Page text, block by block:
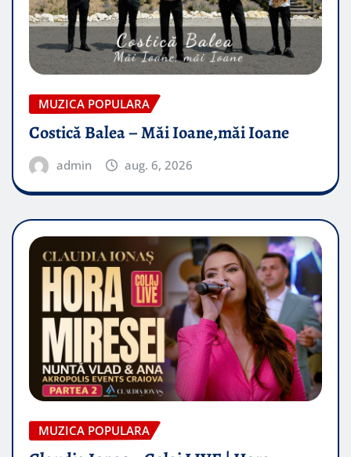
MUZICA POPULARA
Costică Balea – Măi Ioane,măi Ioane
admin aug. 6, 2026
MUZICA POPULARA